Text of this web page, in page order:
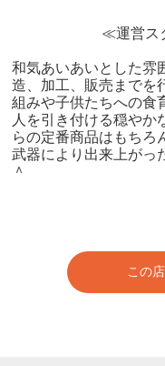
≪運営ス
和気あいあいとした雰
造、加工、販売までを
組みや子供たちへの食
人を引き付ける穏やか
らの定番商品はもちろ
武器により出来上がっ
＾
この